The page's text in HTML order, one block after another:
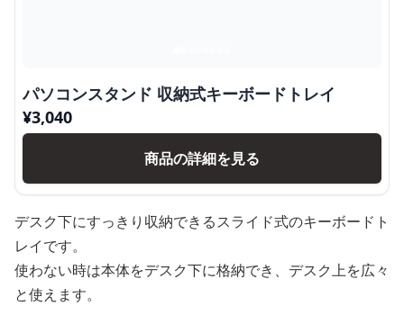
パソコンスタンド 収納式キーボードトレイ
¥3,040
商品の詳細を見る
デスク下にすっきり収納できるスライド式のキーボードト
レイです。
使わない時は本体をデスク下に格納でき、デスク上を広々
と使えます。